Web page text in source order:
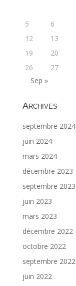
5
6
12
13
19
20
26
27
Sep »
Archives
septembre 2024
juin 2024
mars 2024
décembre 2023
septembre 2023
juin 2023
mars 2023
décembre 2022
octobre 2022
septembre 2022
juin 2022